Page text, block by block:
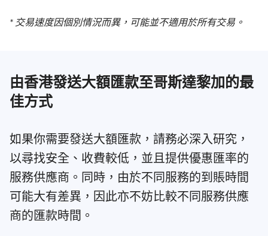
* 交易速度因個別情況而異，可能並不適用於所有交易。
由香港發送大額匯款至哥斯達黎加的最
佳方式
如果你需要發送大額匯款，請務必深入研究，
以尋找安全、收費較低，並且提供優惠匯率的
服務供應商。同時，由於不同服務的到賬時間
可能大有差異，因此亦不妨比較不同服務供應
商的匯款時間。